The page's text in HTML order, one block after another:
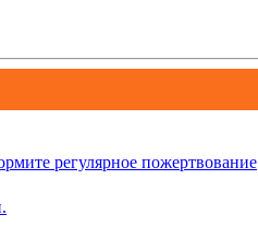
регулярное пожертвование